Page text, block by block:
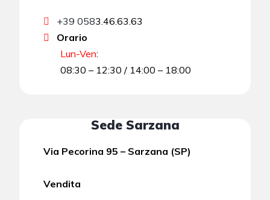
+39 0583.46.63.63
Orario
Lun-Ven:
08:30 – 12:30 / 14:00 – 18:00
Sede Sarzana
Via Pecorina 95 – Sarzana (SP)
Vendita